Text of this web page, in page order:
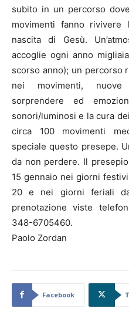
subito in un percorso
movimenti fanno
nascita di Gesù.
accoglie ogni anno
scorso anno); un percorso
nei movimenti,
sorprendere ed
sonori/luminosi e la cura
circa 100 movimenti
speciale questo presepe.
da non perdere. Il
15 gennaio nei giorni
20 e nei giorni feriali
prenotazione viste
348-6705460.
Paolo Zordan
Facebook